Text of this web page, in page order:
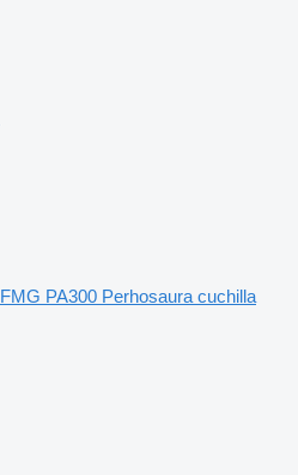
FMG PA300 Perhosaura cuchilla